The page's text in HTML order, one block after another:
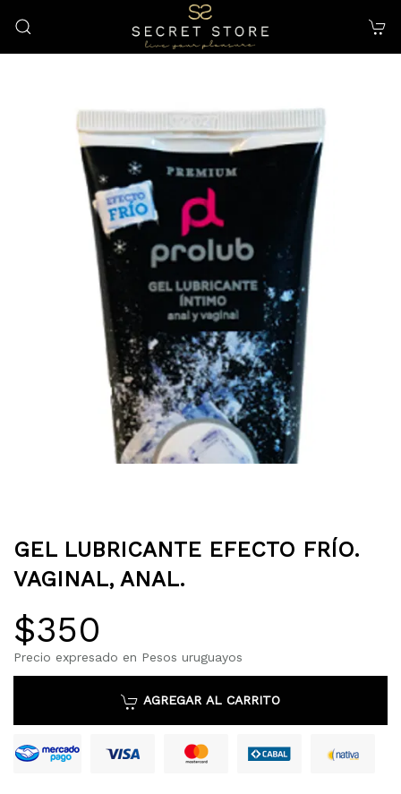
GEL LUBRICANTE EFECTO FRÍO.
VAGINAL, ANAL.
$350
Precio expresado en Pesos uruguayos
AGREGAR AL CARRITO
Mercado Pago Mastercard Cabal